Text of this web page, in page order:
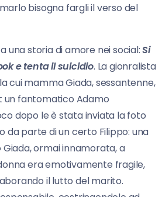
bisogna fargli il verso del
una storia di amore nei social:Si
e tenta il suicidio. La gionralista
cui mamma Giada, sessantenne,
un fantomatico Adamo
dopo le è stata inviata la foto
da parte di un certo Filippo: una
ormai innamorata, a
era emotivamente fragile,
il lutto del marito.